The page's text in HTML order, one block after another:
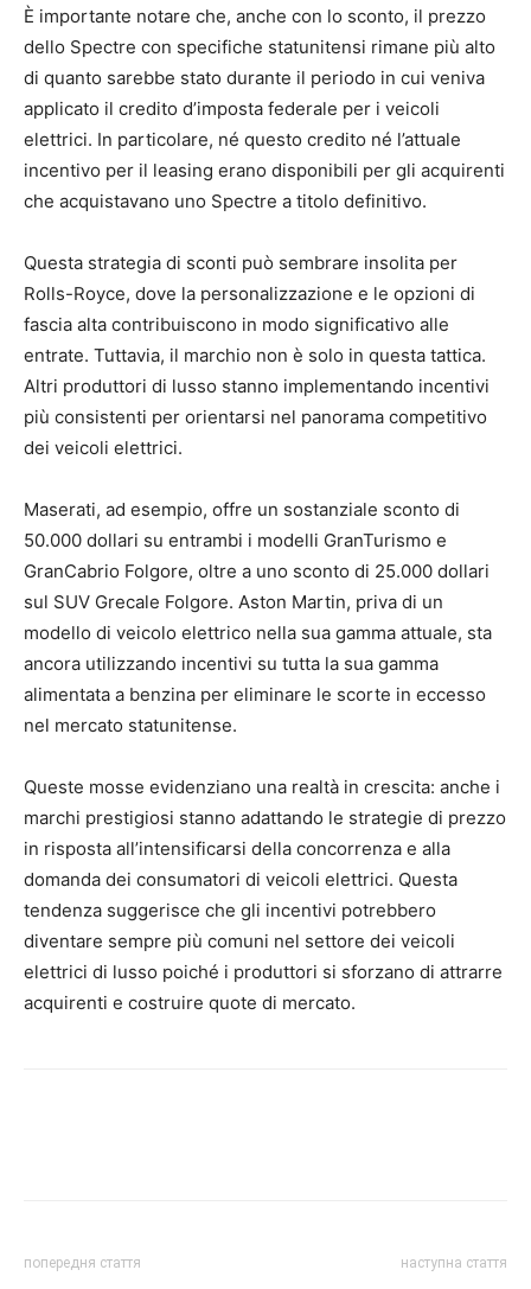
È importante notare che, anche con lo sconto, il prezzo
dello Spectre con specifiche statunitensi rimane più alto
di quanto sarebbe stato durante il periodo in cui veniva
applicato il credito d’imposta federale per i veicoli
elettrici. In particolare, né questo credito né l’attuale
incentivo per il leasing erano disponibili per gli acquirenti
che acquistavano uno Spectre a titolo definitivo.
Questa strategia di sconti può sembrare insolita per
Rolls-Royce, dove la personalizzazione e le opzioni di
fascia alta contribuiscono in modo significativo alle
entrate. Tuttavia, il marchio non è solo in questa tattica.
Altri produttori di lusso stanno implementando incentivi
più consistenti per orientarsi nel panorama competitivo
dei veicoli elettrici.
Maserati, ad esempio, offre un sostanziale sconto di
50.000 dollari su entrambi i modelli GranTurismo e
GranCabrio Folgore, oltre a uno sconto di 25.000 dollari
sul SUV Grecale Folgore. Aston Martin, priva di un
modello di veicolo elettrico nella sua gamma attuale, sta
ancora utilizzando incentivi su tutta la sua gamma
alimentata a benzina per eliminare le scorte in eccesso
nel mercato statunitense.
Queste mosse evidenziano una realtà in crescita: anche i
marchi prestigiosi stanno adattando le strategie di prezzo
in risposta all’intensificarsi della concorrenza e alla
domanda dei consumatori di veicoli elettrici. Questa
tendenza suggerisce che gli incentivi potrebbero
diventare sempre più comuni nel settore dei veicoli
elettrici di lusso poiché i produttori si sforzano di attrarre
acquirenti e costruire quote di mercato.
попередня стаття наступна стаття